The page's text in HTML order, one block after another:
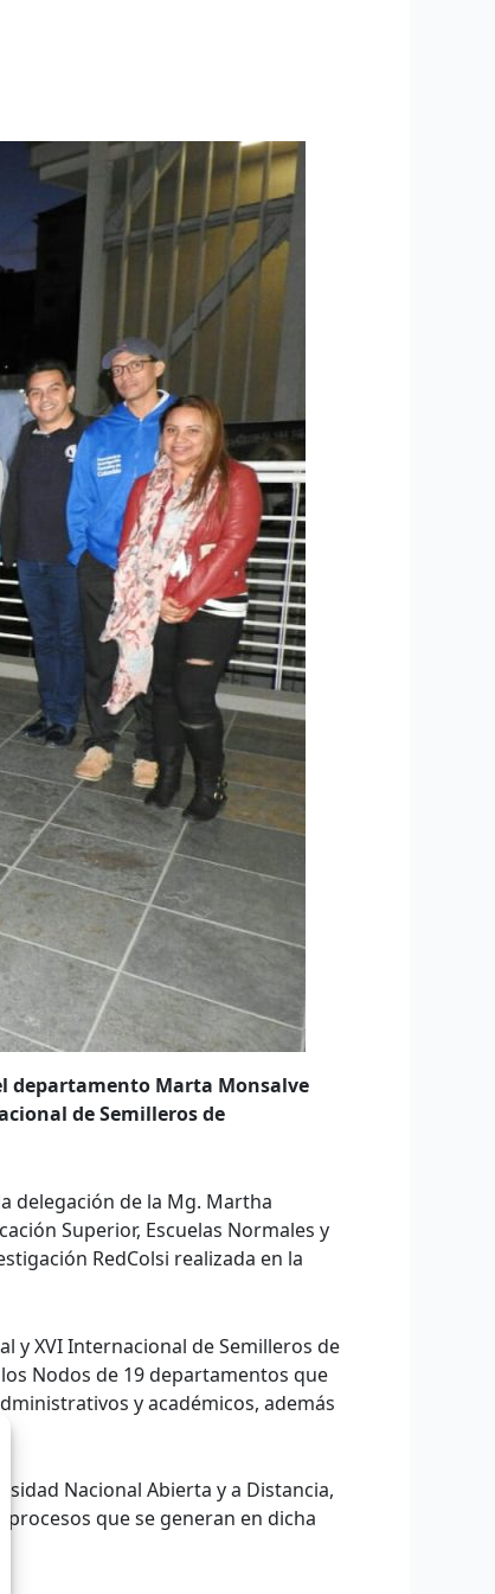
departamento Marta Monsalve
de Semilleros de
delegación de la Mg. Martha
Superior, Escuelas Normales y
RedColsi realizada en la
y XVI Internacional de Semilleros de
Nodos de 19 departamentos que
y académicos, además
Nacional Abierta y a Distancia,
que se generan en dicha